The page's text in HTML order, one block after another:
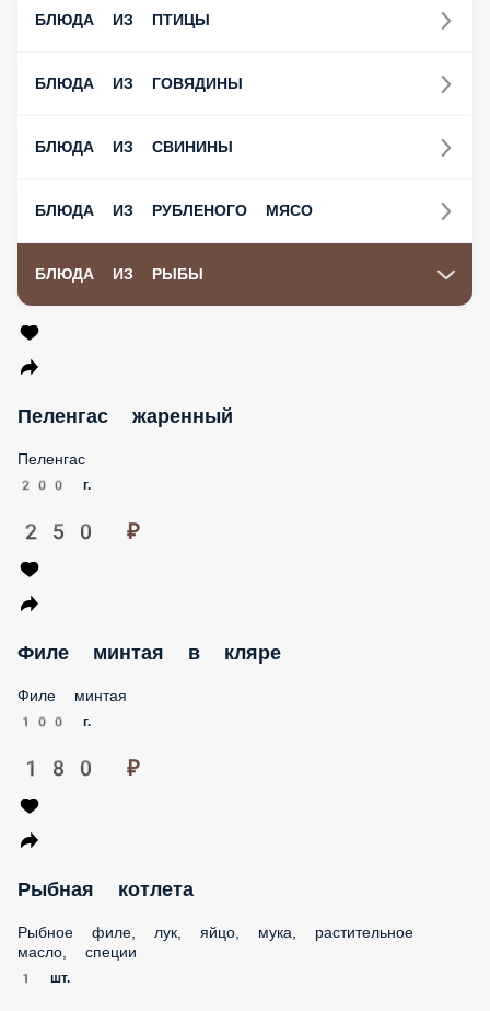
БЛЮДА ИЗ ПТИЦЫ
БЛЮДА ИЗ ГОВЯДИНЫ
БЛЮДА ИЗ СВИНИНЫ
БЛЮДА ИЗ РУБЛЕНОГО МЯСО
БЛЮДА ИЗ РЫБЫ
Пеленгас жаренный
Пеленгас
200 г.
250 ₽
Филе минтая в кляре
Филе минтая
100 г.
180 ₽
Рыбная котлета
Рыбное филе, лук, яйцо, мука, растительное масло, специи
1 шт.